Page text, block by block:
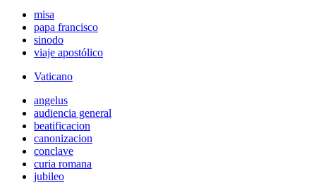
misa
papa francisco
sinodo
viaje apostólico
Vaticano
angelus
audiencia general
beatificacion
canonizacion
conclave
curia romana
jubileo